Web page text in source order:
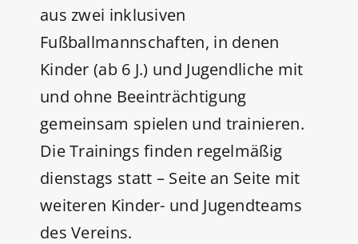
aus zwei inklusiven
Fußballmannschaften, in denen
Kinder (ab 6 J.) und Jugendliche mit
und ohne Beeinträchtigung
gemeinsam spielen und trainieren.
Die Trainings finden regelmäßig
dienstags statt – Seite an Seite mit
weiteren Kinder- und Jugendteams
des Vereins.